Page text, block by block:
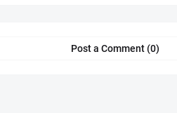
Post a Comment (0)